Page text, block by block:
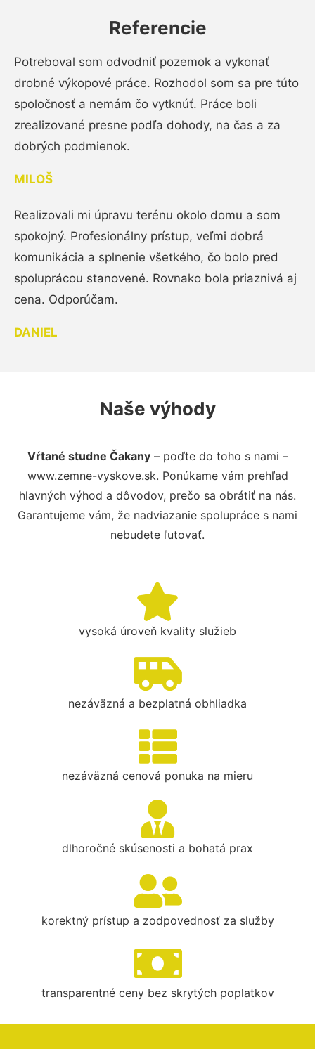
Referencie
Potreboval som odvodniť pozemok a vykonať
drobné výkopové práce. Rozhodol som sa pre túto
spoločnosť a nemám čo vytknúť. Práce boli
zrealizované presne podľa dohody, na čas a za
dobrých podmienok.
MILOŠ
Realizovali mi úpravu terénu okolo domu a som
spokojný. Profesionálny prístup, veľmi dobrá
komunikácia a splnenie všetkého, čo bolo pred
spoluprácou stanovené. Rovnako bola priaznivá aj
cena. Odporúčam.
DANIEL
Naše výhody
Vŕtané studne Čakany– poďte do toho s nami –
www.zemne-vyskove.sk. Ponúkame vám prehľad
hlavných výhod a dôvodov, prečo sa obrátiť na nás.
Garantujeme vám, že nadviazanie spolupráce s nami
nebudete ľutovať.
vysoká úroveň kvality služieb
nezáväzná a bezplatná obhliadka
nezáväzná cenová ponuka na mieru
dlhoročné skúsenosti a bohatá prax
korektný prístup a zodpovednosť za služby
transparentné ceny bez skrytých poplatkov